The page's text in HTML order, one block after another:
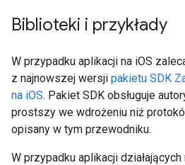
Biblioteki i przykłady
W przypadku aplikacji na iOS
z najnowszej wersji pakietu SDK
na iOS. Pakiet SDK obsługuje
prostszy we wdrożeniu niż
opisany w tym przewodniku.
W przypadku aplikacji